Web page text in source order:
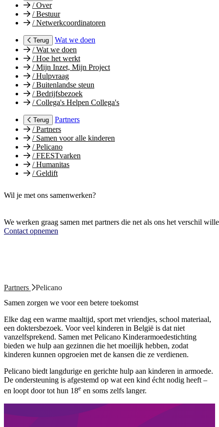
/Over
/Bestuur
/Netwerkcoordinatoren
Terug
Wat we doen
/Wat we doen
/Hoe het werkt
/Mijn Inzet, Mijn Project
/Hulpvraag
/Buitenlandse steun
/Bedrijfsbezoek
/Collega's Helpen Collega's
Terug
Partners
/Partners
/Samen voor alle kinderen
/Pelicano
/FEESTvarken
/Humanitas
/Geldift
Wil je met ons samenwerken?
We werken graag samen met partners die net als ons het verschil
Contact opnemen
Partners
Pelicano
Samen zorgen we voor een betere toekomst
Elke dag een warme maaltijd, sport met vriendjes, school materiaal,
een doktersbezoek. Voor veel kinderen in België is dat niet
vanzelfsprekend. Samen met Pelicano Kinderarmoedestichting
bieden we hulp aan gezinnen die het moeilijk hebben, zodat
kinderen kunnen opgroeien met de kansen die ze verdienen.
Pelicano biedt langdurige en gerichte hulp aan kinderen in armoede.
De ondersteuning is afgestemd op wat een kind écht nodig heeft –
en loopt door tot hun 18e en soms zelfs langer.